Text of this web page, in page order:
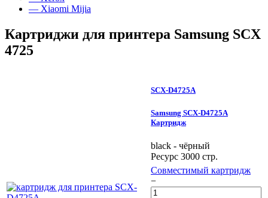
— Xiaomi Mijia
Картриджи для принтера Samsung SCX
4725
SCX-D4725A
Samsung SCX-D4725A
Картридж
black - чёрный
Ресурс 3000 стр.
Совместимый картридж
−